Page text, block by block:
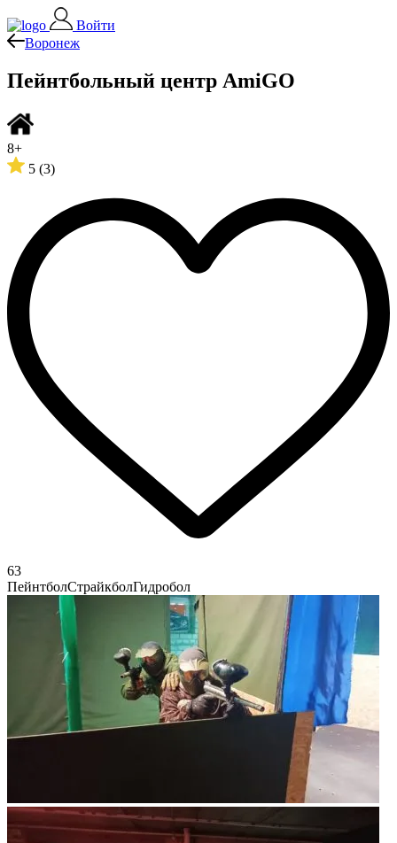
Войти
Воронеж
Пейнтбольный центр AmiGO
8+
5 (3)
63
ПейнтболСтрайкболГидробол